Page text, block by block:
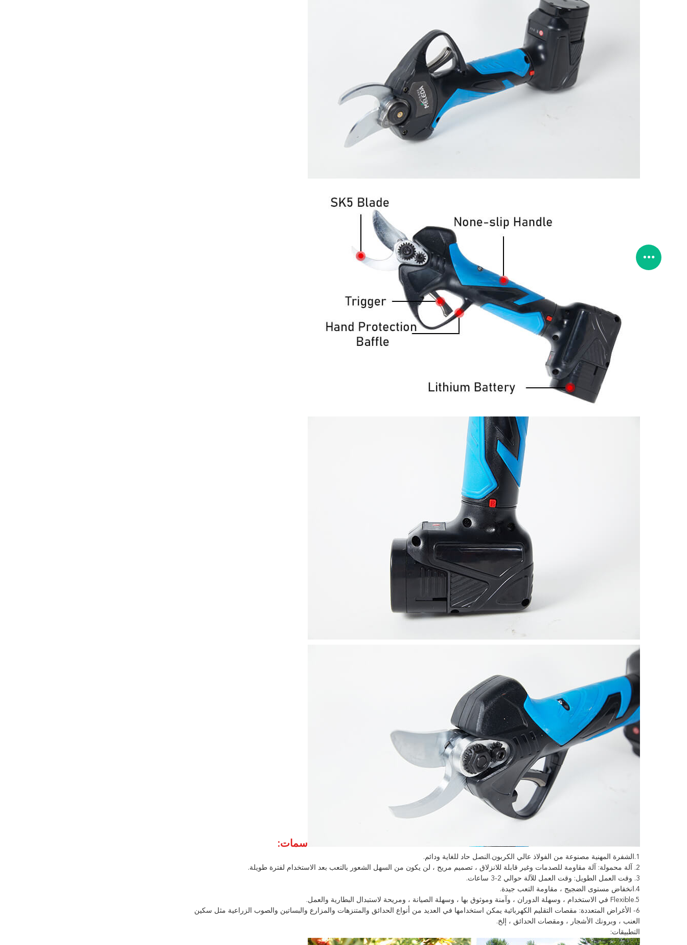
سمات:
1.الشفرة المهنية مصنوعة من الفولاذ عالي الكربون.النصل حاد للغاية ودائم.
2. آلة محمولة: آلة مقاومة للصدمات وغير قابلة للانزلاق ، تصميم مريح ، لن يكون من السهل الشعور بالتعب بعد الاستخدام لفترة طويلة.
3. وقت العمل الطويل: وقت العمل للآلة حوالي 2-3 ساعات.
4.انخفاض مستوى الضجيج ، مقاومة التعب جيدة.
5.Flexible في الاستخدام ، وسهلة الدوران ، وآمنة وموثوق بها ، وسهلة الصيانة ، ومريحة لاستبدال البطارية والعمل.
6- الأغراض المتعددة: مقصات التقليم الكهربائية يمكن استخدامها في العديد من أنواع الحدائق والمتنزهات والمزارع والبساتين والصوب الزراعية مثل سكين
العنب ، وبرونك الأشجار ، ومقصات الحدائق ، إلخ.
التطبيقات: